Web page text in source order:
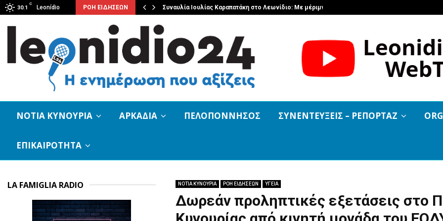
30.1
C
Leonídio ΡΟΗ ΕΙΔΗΣΕΩΝ
Νότιας Κυνουρίας με… Συναυλία Ιουλίας Καραπατάκη στο Λεωνίδιο: Με μέριμνα…
ΝΟΤΙΑ ΚΥΝΟΥΡΙΑ ΑΡΚΑΔΙΑ ΠΕΛΟΠΟΝΝΗΣΟΣ ΣΥΝΕΝΤΕΥΞΕΙΣ – ΡΕΠΟΡΤΑΖ
ΕΠΙΚΑΙΡΟΤΗΤΑ
ΝΟΤΙΑ ΚΥΝΟΥΡΙΑ ΡΟΗ ΕΙΔΗΣΕΩΝ ΥΓΕΙΑ
Δωρεάν προληπτικές εξετάσεις στο
LA FAMIGLIA RADIO